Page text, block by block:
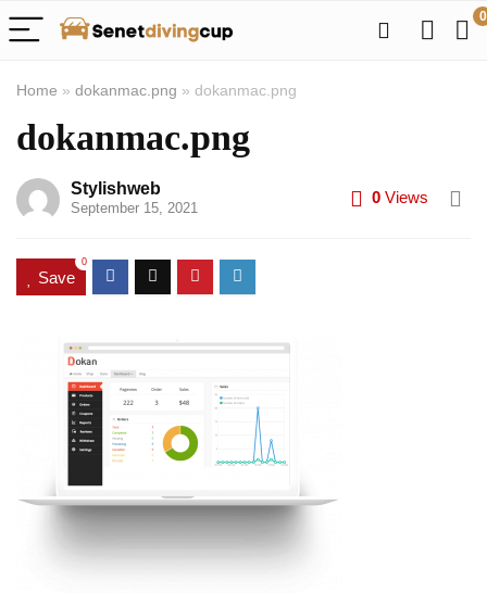
0
Home » dokanmac.png » dokanmac.png
dokanmac.png
Stylishweb
September 15, 2021
0 Views
Save
0